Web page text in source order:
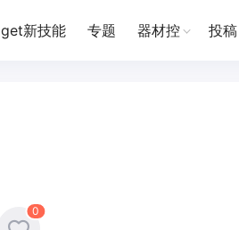
get新技能 专题 器材控 投稿
0